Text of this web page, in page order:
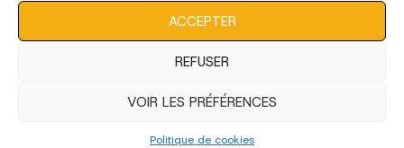
ACCEPTER
REFUSER
VOIR LES PRÉFÉRENCES
Politique de cookies